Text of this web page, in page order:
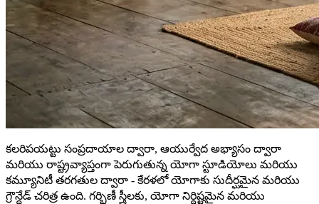
కలరిపయట్టు సంప్రదాయాల ద్వారా, ఆయుర్వేద అభ్యాసం ద్వారా
మరియు రాష్ట్రవ్యాప్తంగా పెరుగుతున్న యోగా స్టూడియోలు మరియు
కమ్యూనిటీ తరగతుల ద్వారా - కేరళలో యోగాకు సుదీర్ఘమైన మరియు
గ్రౌన్దేడ్ చరిత్ర ఉంది. గర్భిణీ స్త్రీలకు, యోగా నిర్దిష్టమైన మరియు